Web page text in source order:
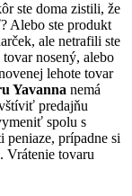
ste doma zistili, že
Alebo ste produkt
ale netrafili ste
nosený, alebo
lehote tovar
Yavanna nemá
predajňu
spolu s
peniaze, prípadne si
Vrátenie tovaru